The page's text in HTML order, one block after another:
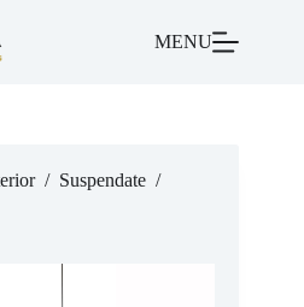
MENU
/ Suspendate /